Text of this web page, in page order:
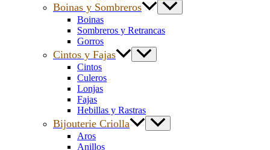
Boinas y Sombreros
Boinas
Sombreros y Retrancas
Gorros
Cintos y Fajas
Cintos
Culeros
Lonjas
Fajas
Hebillas y Rastras
Bijouterie Criolla
Aros
Anillos